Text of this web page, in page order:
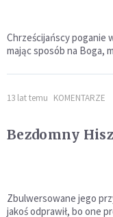
Chrześcijańscy poganie
mając sposób na Boga,
13 lat temu KOMENTARZE
Bezdomny
Zbulwersowane jego
jakoś odprawił, bo one